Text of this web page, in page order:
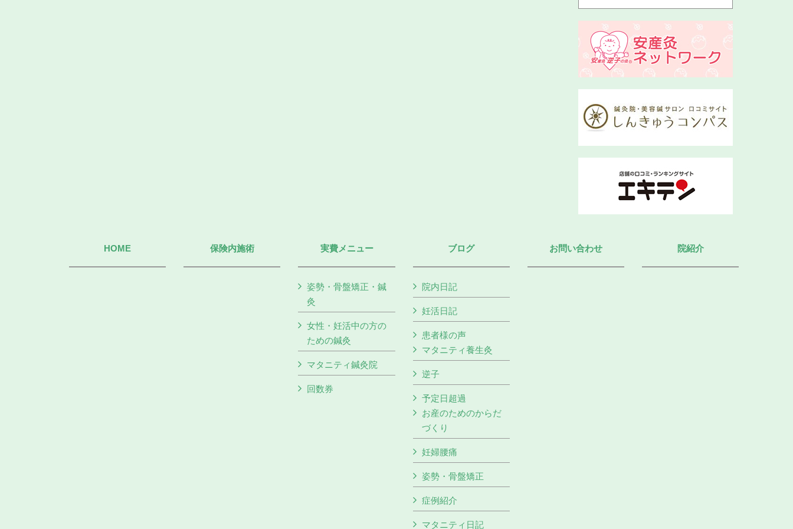
HOME 保険内施術 実費メニュー
姿勢・骨盤矯正・鍼
灸
女性・妊活中の方の
ための鍼灸
マタニティ鍼灸院
回数券
ブログ
院内日記
妊活日記
患者様の声
マタニティ養生灸
逆子
予定日超過
お産のためのからだ
づくり
妊婦腰痛
姿勢・骨盤矯正
症例紹介
マタニティ日記
お問い合わせ 院紹介